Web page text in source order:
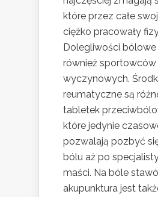
które przez całe
ciężko pracowały
Dolegliwości
również sportowców
wyczynowych.
reumatyczne są
tabletek
które jedynie
pozwalają pozbyć
bólu aż po
maści. Na bóle
akupunktura jest